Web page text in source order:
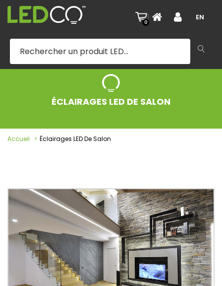
0
| EN
ÉCLAIRAGES LED DE SALON
Accueil Éclairages LED De Salon